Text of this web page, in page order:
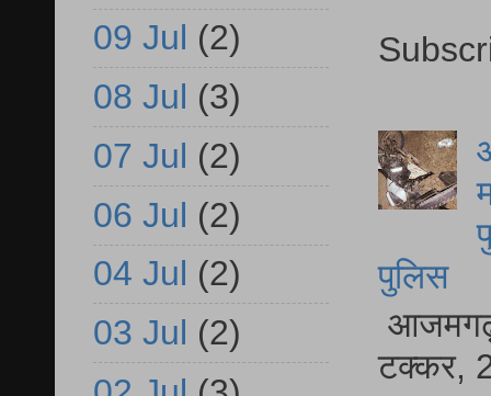
पुलिस
आजमगढ़
टक्कर,
09 Jul (2)
08 Jul (3)
07 Jul (2)
06 Jul (2)
04 Jul (2)
03 Jul (2)